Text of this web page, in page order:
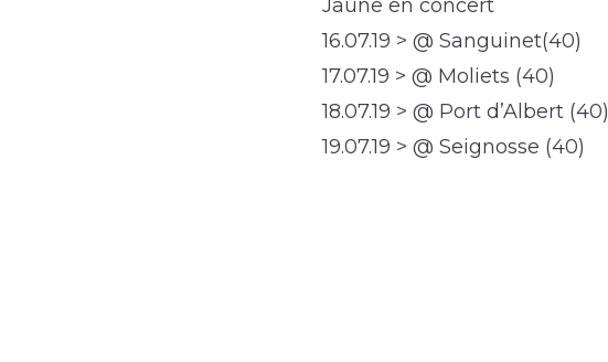
Jaune en concert
16.07.19 > @ Sanguinet(40)
17.07.19 > @ Moliets (40)
18.07.19 > @ Port d’Albert (40)
19.07.19 > @ Seignosse (40)